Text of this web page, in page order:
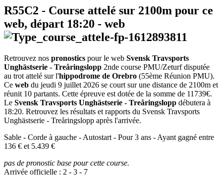
R55C2 - Course attelé sur 2100m pour ce
web, départ 18:20 - web
Retrouvez nos pronostics pour le web Svensk Travsports
Unghästserie - Treåringslopp 2nde course PMU/Zeturf disputée
au trot attelé sur l'hippodrome de Orebro (55ème Réunion PMU).
Ce web du jeudi 9 juillet 2026 se court sur une distance de 2100m et
réunit 10 partants. Cette épreuve est dotée de la somme de 11739€.
Le Svensk Travsports Unghästserie - Treåringslopp débutera à
18:20. Retrouvez les résultats et rapports du Svensk Travsports
Unghästserie - Treåringslopp après l'arrivée.
Sable - Corde à gauche - Autostart - Pour 3 ans - Ayant gagné entre
136 € et 5.439 €
pas de pronostic base pour cette course.
Arrivée officielle : 2 - 3 - 7